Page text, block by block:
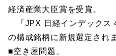
経済産業大臣賞を受賞。
「JPX 日経インデックス
の構成銘柄に新規選定され
■空き屋問題、